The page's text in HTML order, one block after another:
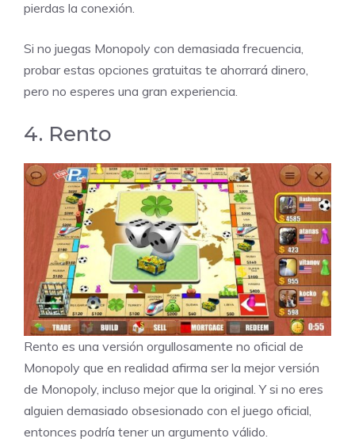
pierdas la conexión.
Si no juegas Monopoly con demasiada frecuencia,
probar estas opciones gratuitas te ahorrará dinero,
pero no esperes una gran experiencia.
4. Rento
Rento es una versión orgullosamente no oficial de
Monopoly que en realidad afirma ser la mejor versión
de Monopoly, incluso mejor que la original. Y si no eres
alguien demasiado obsesionado con el juego oficial,
entonces podría tener un argumento válido.